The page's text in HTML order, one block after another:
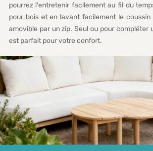
pourrez l'entretenir facilement au fil du
pour bois et en lavant facilement le
amovible par un zip. Seul ou pour compléter
est parfait pour votre confort.